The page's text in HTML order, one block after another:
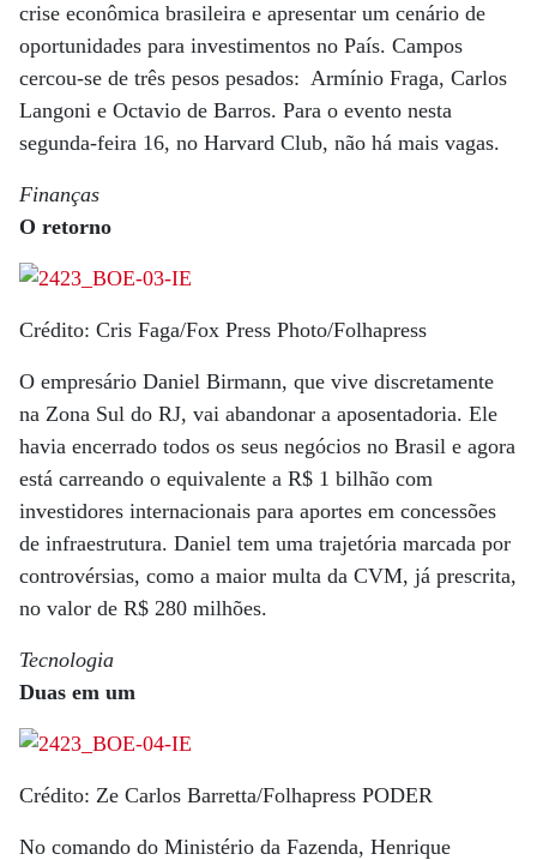
crise econômica brasileira e apresentar um cenário de
oportunidades para investimentos no País. Campos
cercou-se de três pesos pesados: Armínio Fraga, Carlos
Langoni e Octavio de Barros. Para o evento nesta
segunda-feira 16, no Harvard Club, não há mais vagas.
Finanças
O retorno
Crédito: Cris Faga/Fox Press Photo/Folhapress
O empresário Daniel Birmann, que vive discretamente
na Zona Sul do RJ, vai abandonar a aposentadoria. Ele
havia encerrado todos os seus negócios no Brasil e agora
está carreando o equivalente a R$ 1 bilhão com
investidores internacionais para aportes em concessões
de infraestrutura. Daniel tem uma trajetória marcada por
controvérsias, como a maior multa da CVM, já prescrita,
no valor de R$ 280 milhões.
Tecnologia
Duas em um
Crédito: Ze Carlos Barretta/Folhapress PODER
No comando do Ministério da Fazenda, Henrique